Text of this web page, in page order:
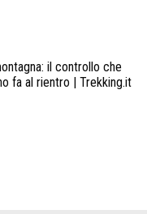
il controllo che
fa al rientro | Trekking.it